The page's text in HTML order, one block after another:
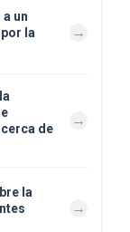
un
la
de
la